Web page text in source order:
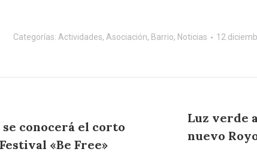
Categorías: Actividades, Asociación, Barrio, Noticias 12
conocerá el corto
«Be Free»
Publicación
Luz verde
nuevo